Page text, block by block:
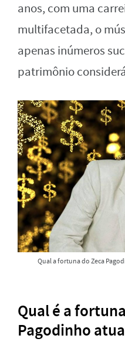
anos, com uma
multifacetada, o
apenas inúmeros
patrimônio
Qual a fortuna do Zeca
Qual é a
Pagodinho